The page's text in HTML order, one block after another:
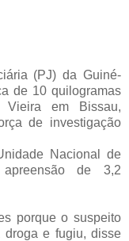
(PJ) da Guiné-
de 10 quilogramas
Vieira em Bissau,
de investigação
Nacional de
de 3,2
porque o suspeito
droga e fugiu, disse